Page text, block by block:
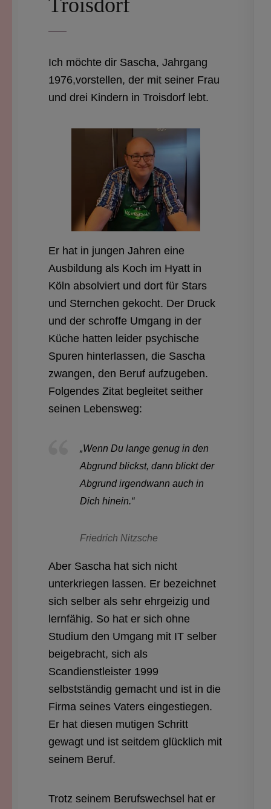
Ich möchte dir Sascha, Jahrgang
1976,vorstellen, der mit seiner Frau
und drei Kindern in Troisdorf lebt.
Er hat in jungen Jahren eine
Ausbildung als Koch im Hyatt in
Köln absolviert und dort für Stars
und Sternchen gekocht. Der Druck
und der schroffe Umgang in der
Küche hatten leider psychische
Spuren hinterlassen, die Sascha
zwangen, den Beruf aufzugeben.
Folgendes Zitat begleitet seither
seinen Lebensweg:
„Wenn Du lange genug in den
Abgrund blickst, dann blickt der
Abgrund irgendwann auch in
Dich hinein.“
Friedrich Nitzsche
Aber Sascha hat sich nicht
unterkriegen lassen. Er bezeichnet
sich selber als sehr ehrgeizig und
lernfähig. So hat er sich ohne
Studium den Umgang mit IT selber
beigebracht, sich als
Scandienstleister 1999
selbstständig gemacht und ist in die
Firma seines Vaters eingestiegen.
Er hat diesen mutigen Schritt
gewagt und ist seitdem glücklich mit
seinem Beruf.
Trotz seinem Berufswechsel hat er